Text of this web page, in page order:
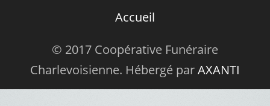
Accueil
© 2017 Coopérative Funéraire
Charlevoisienne. Hébergé parAXANTI